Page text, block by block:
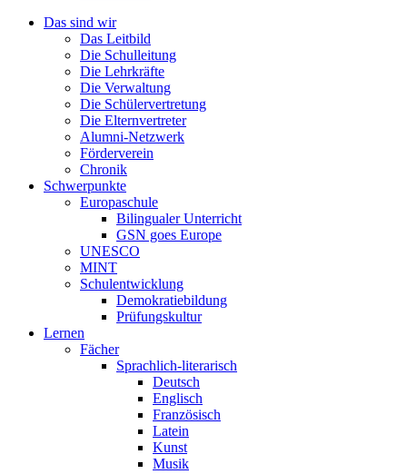
Das sind wir
Das Leitbild
Die Schulleitung
Die Lehrkräfte
Die Verwaltung
Die Schülervertretung
Die Elternvertreter
Alumni-Netzwerk
Förderverein
Chronik
Schwerpunkte
Europaschule
Bilingualer Unterricht
GSN goes Europe
UNESCO
MINT
Schulentwicklung
Demokratiebildung
Prüfungskultur
Lernen
Fächer
Sprachlich-literarisch
Deutsch
Englisch
Französisch
Latein
Kunst
Musik